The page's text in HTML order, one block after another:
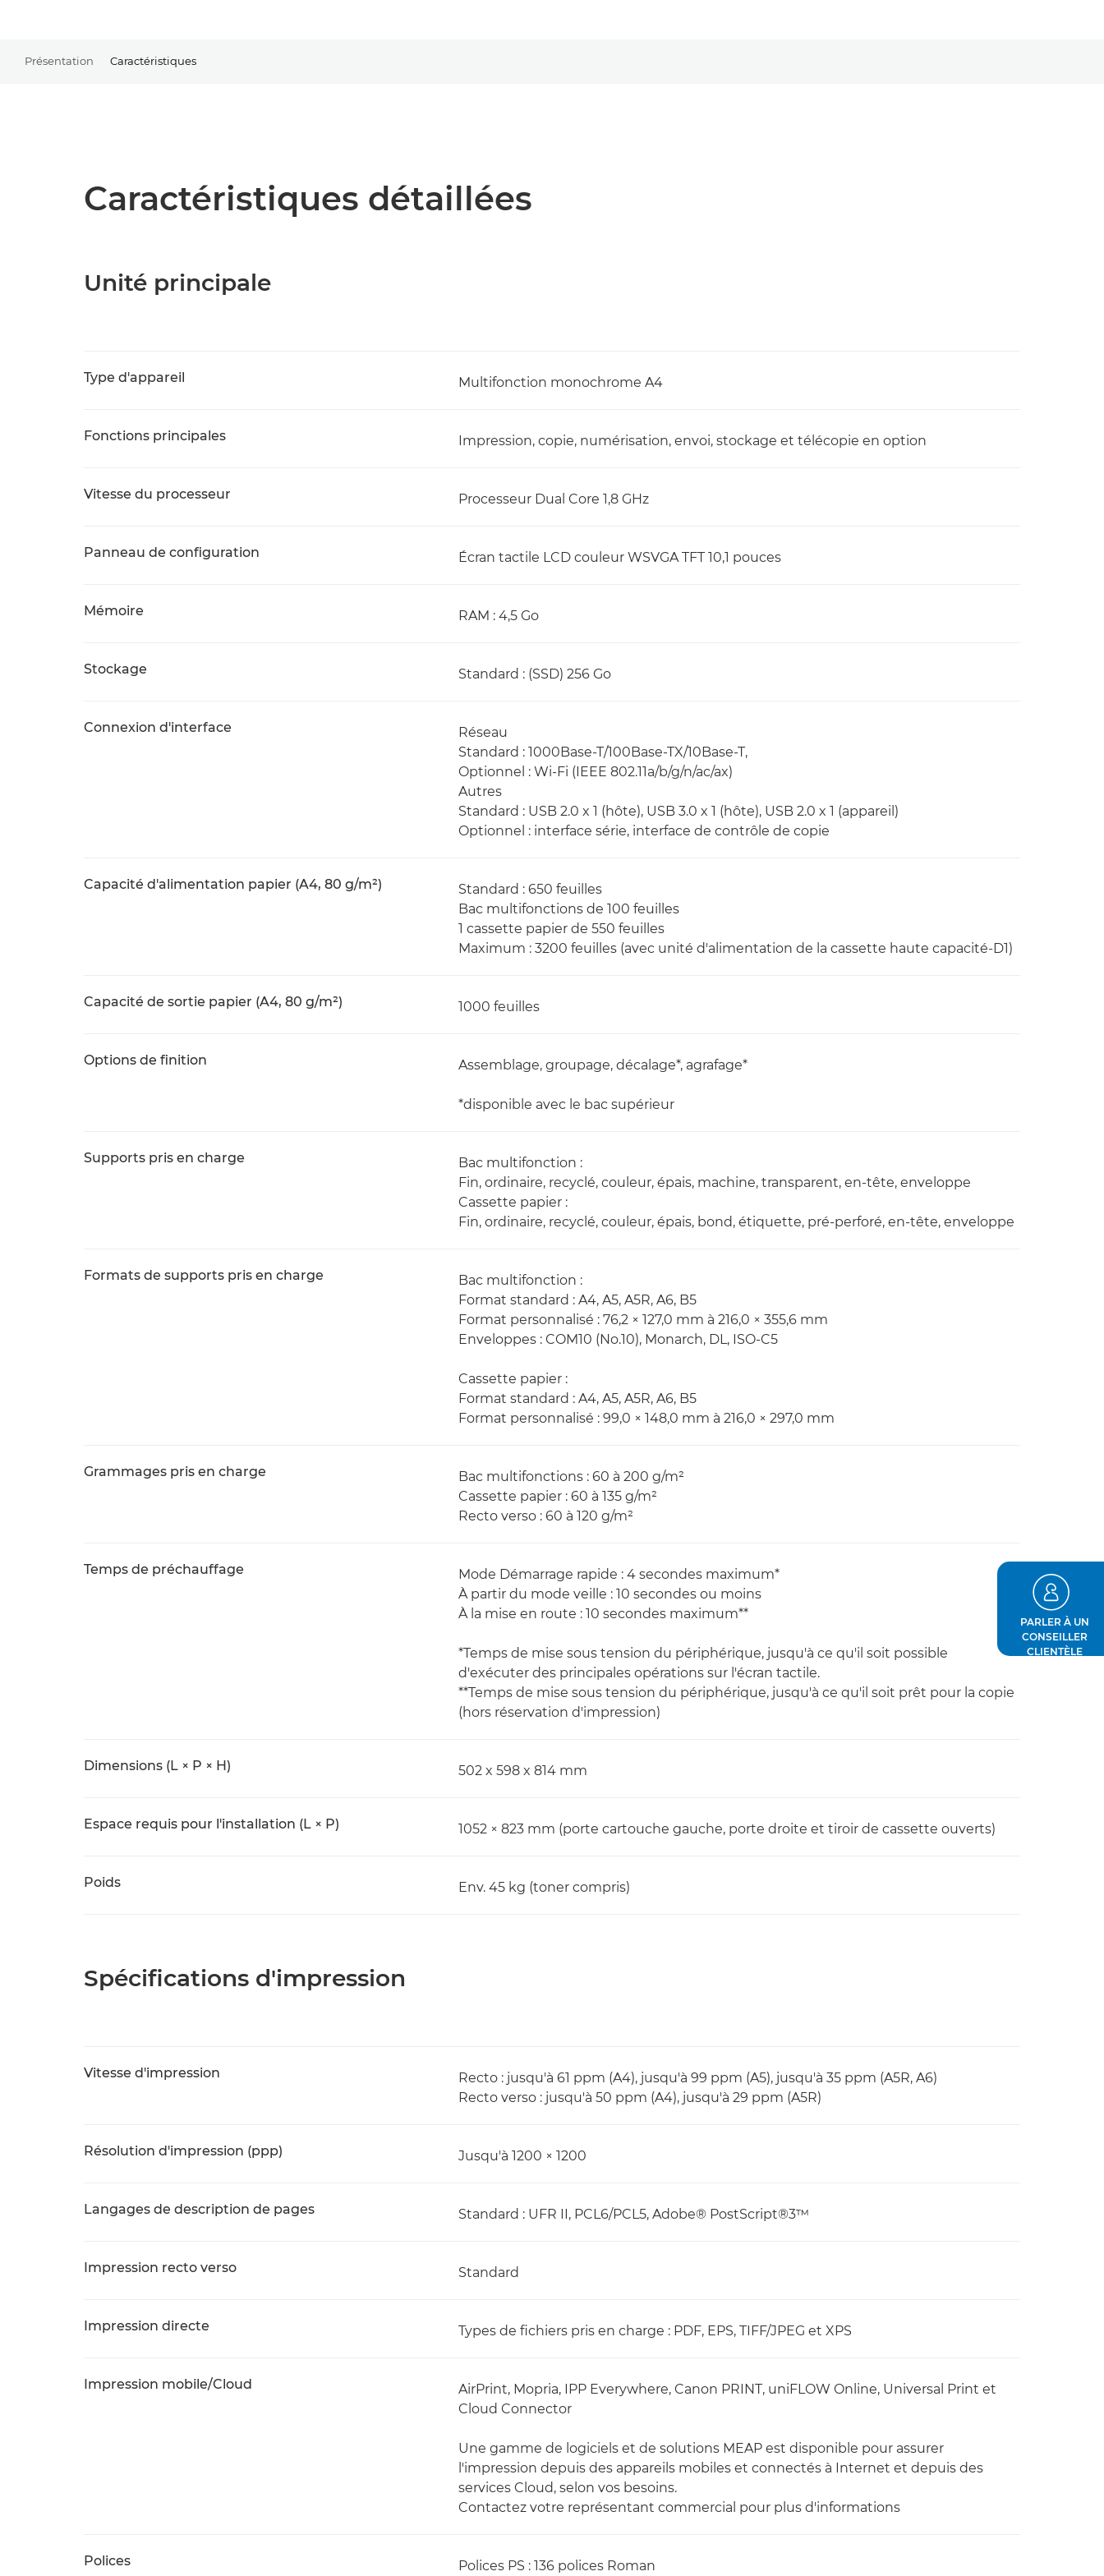
Présentation Caractéristiques
Caractéristiques détaillées
Unité principale
Type d'appareil Multifonction monochrome A4
Fonctions principales Impression, copie, numérisation, envoi, stockage et télécopie en option
Vitesse du processeur Processeur Dual Core 1,8 GHz
Panneau de configuration Écran tactile LCD couleur WSVGA TFT 10,1 pouces
Mémoire RAM : 4,5 Go
Stockage Standard : (SSD) 256 Go
Connexion d'interface
Réseau
Standard : 1000Base-T/100Base-TX/10Base-T,
Optionnel : Wi-Fi (IEEE 802.11a/b/g/n/ac/ax)
Autres
Standard : USB 2.0 x 1 (hôte), USB 3.0 x 1 (hôte), USB 2.0 x 1 (appareil)
Optionnel : interface série, interface de contrôle de copie
Capacité d'alimentation papier (A4, 80 g/m²)
Standard : 650 feuilles
Bac multifonctions de 100 feuilles
1 cassette papier de 550 feuilles
Maximum : 3200 feuilles (avec unité d'alimentation de la cassette haute capacité-D1)
Capacité de sortie papier (A4, 80 g/m²) 1000 feuilles
Options de finition Assemblage, groupage, décalage*, agrafage*
*disponible avec le bac supérieur
Supports pris en charge
Bac multifonction :
Fin, ordinaire, recyclé, couleur, épais, machine, transparent, en-tête, enveloppe
Cassette papier :
Fin, ordinaire, recyclé, couleur, épais, bond, étiquette, pré-perforé, en-tête, enveloppe
Formats de supports pris en charge
Bac multifonction :
Format standard : A4, A5, A5R, A6, B5
Format personnalisé : 76,2 × 127,0 mm à 216,0 × 355,6 mm
Enveloppes : COM10 (No.10), Monarch, DL, ISO-C5
Cassette papier :
Format standard : A4, A5, A5R, A6, B5
Format personnalisé : 99,0 × 148,0 mm à 216,0 × 297,0 mm
Grammages pris en charge
Bac multifonctions : 60 à 200 g/m²
Cassette papier : 60 à 135 g/m²
Recto verso : 60 à 120 g/m²
Temps de préchauffage
Mode Démarrage rapide : 4 secondes maximum*
À partir du mode veille : 10 secondes ou moins
À la mise en route : 10 secondes maximum**
*Temps de mise sous tension du périphérique, jusqu'à ce qu'il soit possible
d'exécuter des principales opérations sur l'écran tactile.
**Temps de mise sous tension du périphérique, jusqu'à ce qu'il soit prêt pour la copie
(hors réservation d'impression)
Dimensions (L × P × H) 502 x 598 x 814 mm
Espace requis pour l'installation (L × P) 1052 × 823 mm (porte cartouche gauche, porte droite et tiroir de cassette ouverts)
Poids Env. 45 kg (toner compris)
Spécifications d'impression
Vitesse d'impression
Recto : jusqu'à 61 ppm (A4), jusqu'à 99 ppm (A5), jusqu'à 35 ppm (A5R, A6)
Recto verso : jusqu'à 50 ppm (A4), jusqu'à 29 ppm (A5R)
Résolution d'impression (ppp) Jusqu'à 1200 × 1200
Langages de description de pages Standard : UFR II, PCL6/PCL5, Adobe® PostScript®3™
Impression recto verso Standard
Impression directe Types de fichiers pris en charge : PDF, EPS, TIFF/JPEG et XPS
Impression mobile/Cloud
AirPrint, Mopria, IPP Everywhere, Canon PRINT, uniFLOW Online, Universal Print et
Cloud Connector
Une gamme de logiciels et de solutions MEAP est disponible pour assurer
l'impression depuis des appareils mobiles et connectés à Internet et depuis des
services Cloud, selon vos besoins.
Contactez votre représentant commercial pour plus d'informations
Polices Polices PS : 136 polices Roman
PARLER À UN
CONSEILLER
CLIENTÈLE